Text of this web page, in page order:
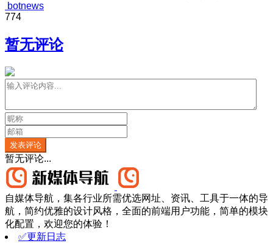
botnews
774
暂无评论
发表评论
暂无评论...
自媒体导航，集各行业所需优选网址、资讯、工具于一体的导
航，简约优雅的设计风格，全面的前端用户功能，简单的模块
化配置，欢迎您的体验！
✅更新日志